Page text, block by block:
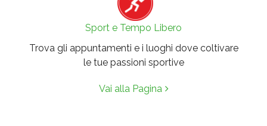
Sport e Tempo Libero
Trova gli appuntamenti e i luoghi dove coltivare
le tue passioni sportive
Vai alla Pagina